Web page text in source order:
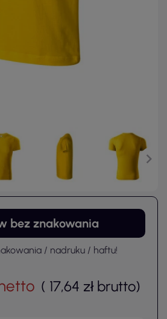
bez znakowania
/ nadruku / haftu!
( 17,64 zł brutto)